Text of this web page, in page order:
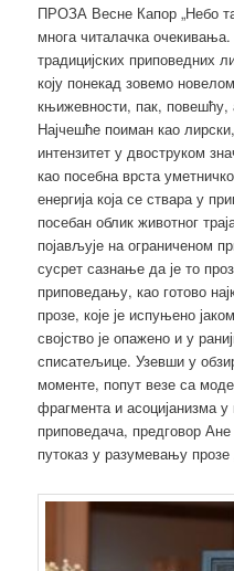
ПРОЗА Весне Капор „Небо
многа читалачка
традицијских приповедних
коју понекад зовемо
књижевности, пак,
Најчешће поиман као
интензитет у двоструком
као посебна врста
енергија која се ствара у
посебан облик животног
појављује на ограниченом
сусрет сазнање да је то
приповедању, као готово
прозе, које је испуњено
својство је опажено и у
списатељице. Узевши у
моменте, попут везе са
фрагмента и асоцијанизма
приповедача, предговор
путоказ у разумевању прозе